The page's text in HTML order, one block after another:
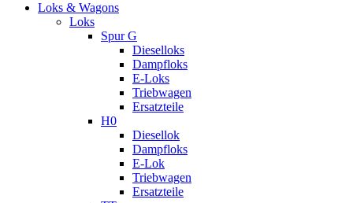
Loks & Wagons
Loks
Spur G
Dieselloks
Dampfloks
E-Loks
Triebwagen
Ersatzteile
H0
Diesellok
Dampfloks
E-Lok
Triebwagen
Ersatzteile